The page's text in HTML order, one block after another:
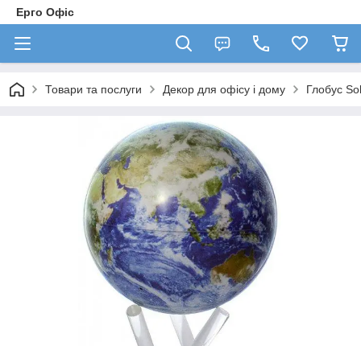
Ерго Офіс
Товари та послуги Декор для офісу і дому Глобус